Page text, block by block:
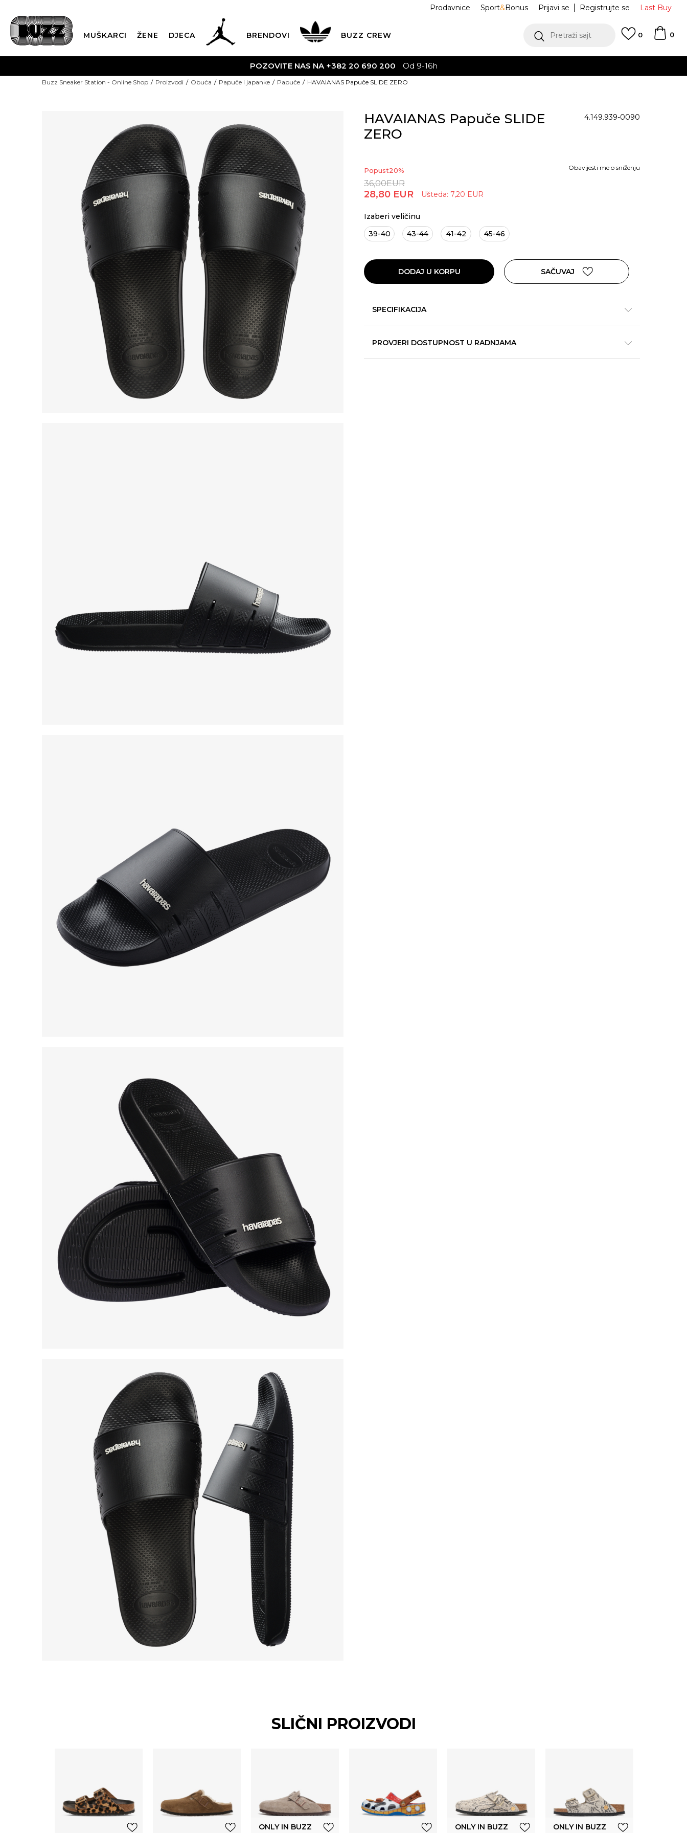
Last Buy
Prijavi se Registrujte se
Prodavnice Sport&Bonus
MUŠKARCI ŽENE DJECA BRENDOVI BUZZ CREW Pretraži sajt 0
0
POZOVITE NAS NA +382 20 690 200 Od 9-16h
Buzz Sneaker Station - Online Shop Proizvodi Obuća Papuče i japanke Papuče HAVAIANAS Papuče SLIDE ZERO
HAVAIANAS Papuče SLIDE
ZERO
4.149.939-0090
Popust20%
36,00EUR
28,80 EUR Ušteda: 7,20 EUR
Obavijesti me o sniženju
Izaberi veličinu
39-40
43-44 41-42 45-46
DODAJ U KORPU SAČUVAJ
SPECIFIKACIJA
PROVJERI DOSTUPNOST U RADNJAMA
SLIČNI PROIZVODI
ONLY IN BUZZ ONLY IN BUZZ ONLY IN BUZZ